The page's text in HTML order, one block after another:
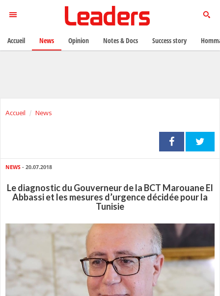
Accueil News
NEWS - 20.07.2018
Le diagnostic du Gouverneur de la BCT Marouane El
Abbassi et les mesures d’urgence décidée pour la
Tunisie
Accueil News Opinion Notes & Docs Success story